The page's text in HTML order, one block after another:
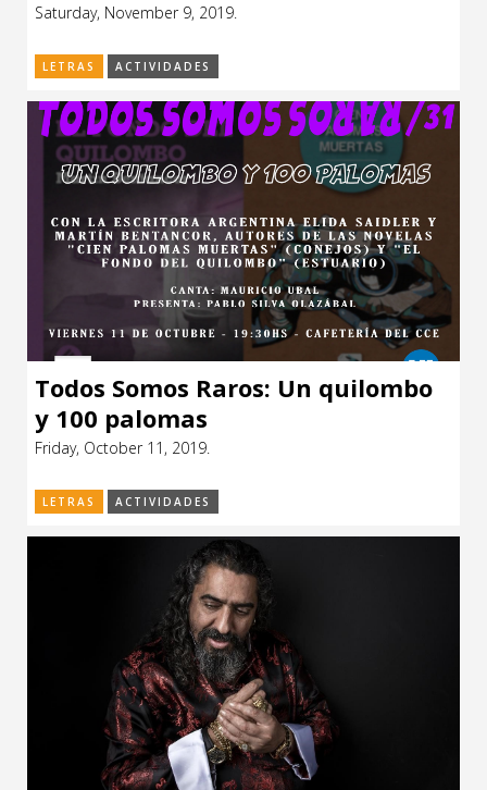
Saturday, November 9, 2019.
LETRAS ACTIVIDADES
Todos Somos Raros: Un quilombo
y 100 palomas
Friday, October 11, 2019.
LETRAS ACTIVIDADES